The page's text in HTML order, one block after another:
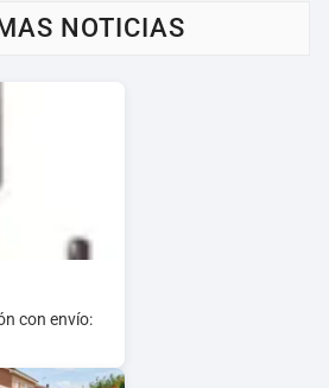
NOTICIAS
con envío: